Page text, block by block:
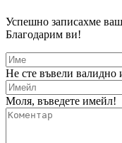
Успешно записахме
Благодарим ви!
Не сте въвели валидно
Моля, въведете имейл!